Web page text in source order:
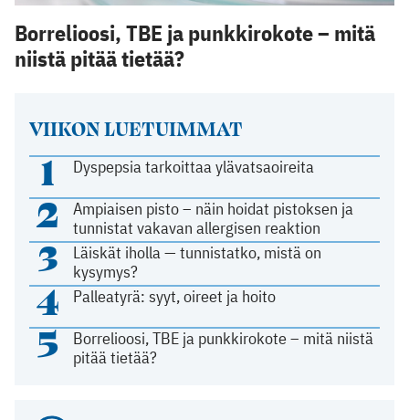
VIIKON LUETUIMMAT
1 Dyspepsia tarkoittaa ylävatsaoireita
2
Ampiaisen pisto – näin hoidat pistoksen ja
tunnistat vakavan allergisen reaktion
3
Läiskät iholla — tunnistatko, mistä on
kysymys?
4 Palleatyrä: syyt, oireet ja hoito
5
Borrelioosi, TBE ja punkkirokote – mitä niistä
pitää tietää?
Borrelioosi, TBE ja punkkirokote – mitä
niistä pitää tietää?